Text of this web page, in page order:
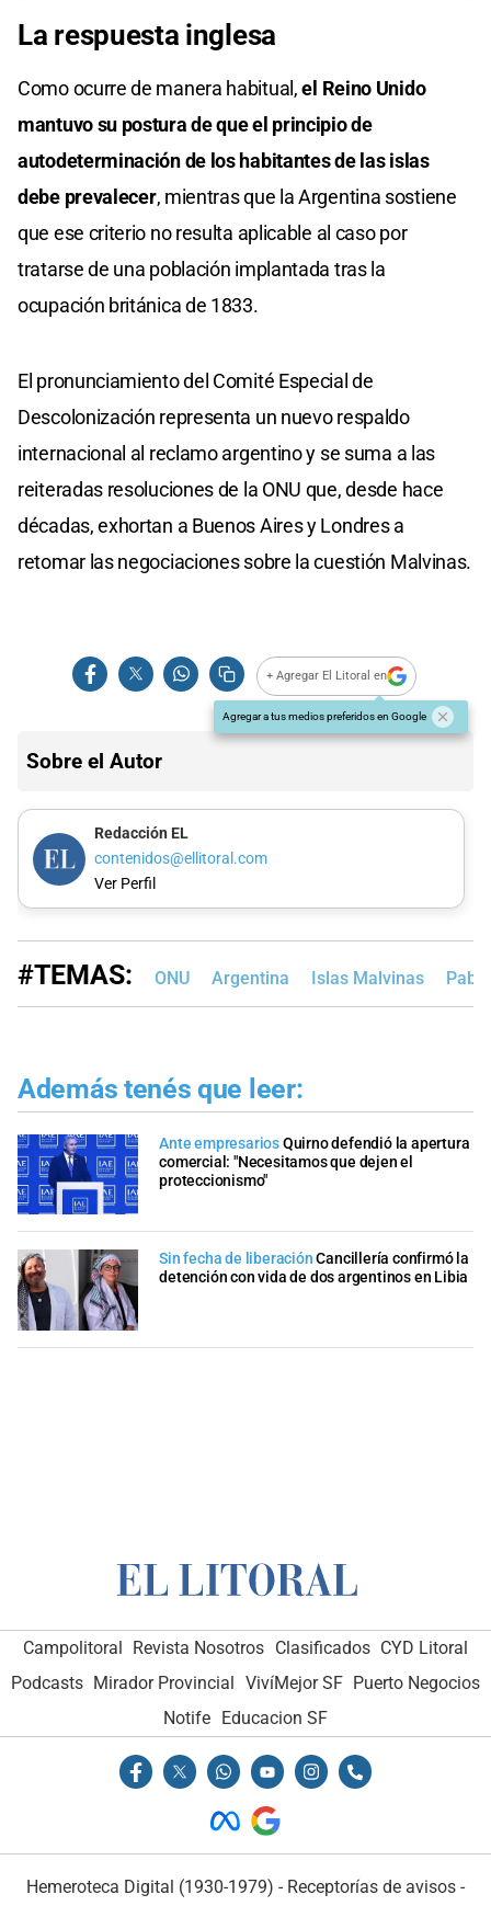
La respuesta inglesa
Como ocurre de manera habitual,el Reino Unido
mantuvo su postura de que el principio de
autodeterminación de los habitantes de las islas
debe prevalecer, mientras que la Argentina sostiene
que ese criterio no resulta aplicable al caso por
tratarse de una población implantada tras la
ocupación británica de 1833.
El pronunciamiento del Comité Especial de
Descolonización representa un nuevo respaldo
internacional al reclamo argentino y se suma a las
reiteradas resoluciones de la ONU que, desde hace
décadas, exhortan a Buenos Aires y Londres a
retomar las negociaciones sobre la cuestión Malvinas.
+ Agregar El Litoral en
Agregar a tus medios preferidos en Google
Sobre el Autor
Redacción EL
contenidos@ellitoral.com
Ver Perfil
#TEMAS: ONU Argentina Islas Malvinas
Además tenés que leer:
Ante empresariosQuirno defendió la apertura
comercial: "Necesitamos que dejen el
proteccionismo"
Sin fecha de liberación Cancillería confirmó la
detención con vida de dos argentinos en Libia
Campolitoral Revista Nosotros Clasificados CYD Litoral
Podcasts Mirador Provincial VivíMejor SF Puerto Negocios
Notife
Educacion SF
Hemeroteca Digital (1930-1979) - Receptorías de avisos -